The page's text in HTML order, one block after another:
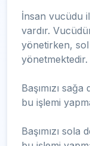
İnsan vucüdu
vardır.
yönetirken, sol
yönetmektedir.
Başımızı
bu işlemi
Başımızı